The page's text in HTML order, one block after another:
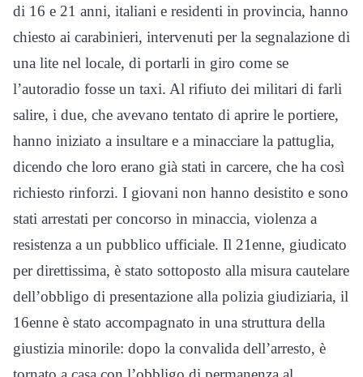
di 16 e 21 anni, italiani e residenti in provincia, hanno
chiesto ai carabinieri, intervenuti per la segnalazione di
una lite nel locale, di portarli in giro come se
l’autoradio fosse un taxi. Al rifiuto dei militari di farli
salire, i due, che avevano tentato di aprire le portiere,
hanno iniziato a insultare e a minacciare la pattuglia,
dicendo che loro erano già stati in carcere, che ha così
richiesto rinforzi. I giovani non hanno desistito e sono
stati arrestati per concorso in minaccia, violenza a
resistenza a un pubblico ufficiale. Il 21enne, giudicato
per direttissima, è stato sottoposto alla misura cautelare
dell’obbligo di presentazione alla polizia giudiziaria, il
16enne è stato accompagnato in una struttura della
giustizia minorile: dopo la convalida dell’arresto, è